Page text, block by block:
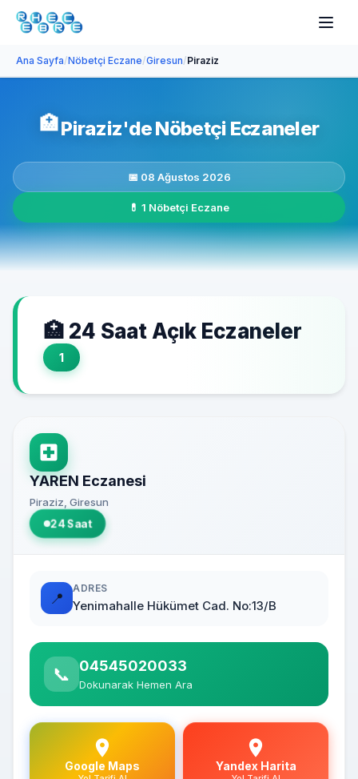
Ana Sayfa/Nöbetçi Eczane/Giresun/Piraziz
🏥Piraziz'de Nöbetçi Eczaneler
📅 08 Ağustos 2026
💊 1 Nöbetçi Eczane
🏥 24 Saat Açık Eczaneler
1
YAREN Eczanesi
Piraziz, Giresun
24 Saat
📍
ADRES
Yenimahalle Hükümet Cad. No:13/B
📞 04545020033
Dokunarak Hemen Ara
Google Maps Yandex Harita